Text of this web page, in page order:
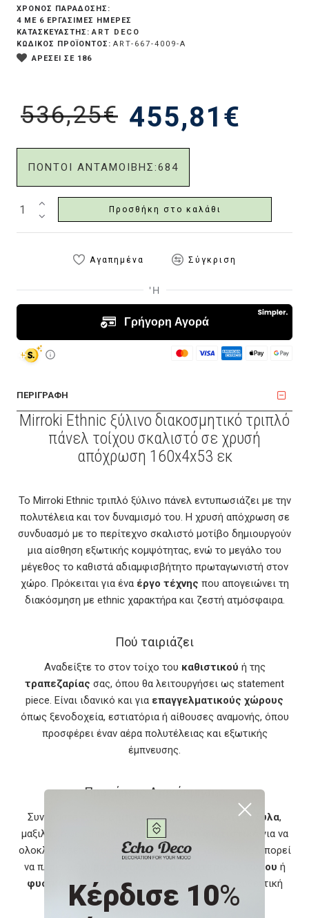
455,81€
536,25€
ΠΟΝΤΟΙ ΑΝΤΑΜΟΙΒΗΣ:684
ΧΡΟΝΟΣ ΠΑΡΑΔΟΣΗΣ:
4 ΜΕ 6 ΕΡΓΆΣΙΜΕΣ ΗΜΈΡΕΣ
ΚΑΤΑΣΚΕΥΑΣΤΗΣ: ART DECO
ΚΩΔΙΚΟΣ ΠΡΟΪΟΝΤΟΣ: ART-667-4009-A
ΑΡΕΣΕΙ ΣΕ 186
Προσθήκη στο καλάθι
Αγαπημένα Σύγκριση
ΠΕΡΙΓΡΑΦΗ
Mirroki Ethnic ξύλινο διακοσμητικό τριπλό
πάνελ τοίχου σκαλιστό σε χρυσή
απόχρωση 160x4x53 εκ
Το Mirroki Ethnic τριπλό ξύλινο πάνελ εντυπωσιάζει με την
πολυτέλεια και τον δυναμισμό του. Η χρυσή απόχρωση σε
συνδυασμό με το περίτεχνο σκαλιστό μοτίβο δημιουργούν
μια αίσθηση εξωτικής κομψότητας, ενώ το μεγάλο του
μέγεθος το καθιστά αδιαμφισβήτητο πρωταγωνιστή στον
χώρο. Πρόκειται για ένα έργο τέχνης που απογειώνει τη
διακόσμηση με ethnic χαρακτήρα και ζεστή ατμόσφαιρα.
Πού ταιριάζει
Αναδείξτε το στον τοίχο του καθιστικού ή της
τραπεζαρίας σας, όπου θα λειτουργήσει ως statement
piece. Είναι ιδανικό και για επαγγελματικούς χώρους
όπως ξενοδοχεία, εστιατόρια ή αίθουσες αναμονής, όπου
προσφέρει έναν αέρα πολυτέλειας και εξωτικής
έμπνευσης.
Προτάσεις Διακόσμησης
Συνδυάστε το με έπιπλα από ρατάν εξωτικά ξύλα,
μαξιλάρια με ethnic μοτίβα και
για να
ολοκληρώσετε μια ατμόσφαιρα γεμάτη χαρακτήρα. Μπορεί
να πλαισιωθεί από μεγάλα
φυτά εσωτερικού χώρου ή
φυσικά διακοσμητικά
που θα τονίσουν την αυθεντική
ethnic αισθητική.
Κέρδισε 10%